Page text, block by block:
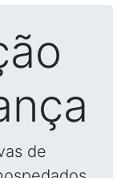
de